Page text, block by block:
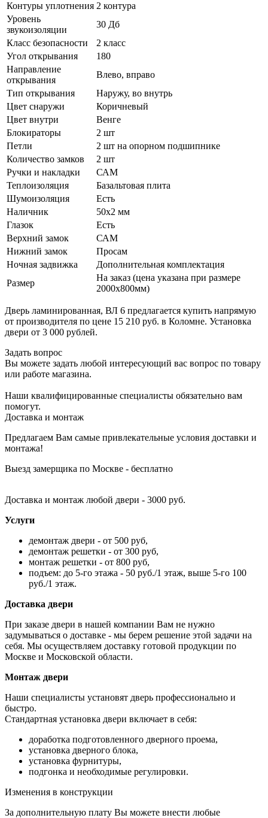
Контуры уплотнения 2 контура
Уровень
звукоизоляции
30 Дб
Класс безопасности
2 класс
Угол открывания
180
Направление
открывания
Влево, вправо
Тип открывания
Наружу, во внутрь
Цвет снаружи
Коричневый
Цвет внутри
Венге
Блокираторы
2 шт
Петли
2 шт на опорном подшипнике
Количество замков
2 шт
Ручки и накладки
САМ
Теплоизоляция
Базальтовая плита
Шумоизоляция
Есть
Наличник
50х2 мм
Глазок
Есть
Верхний замок
САМ
Нижний замок
Просам
Ночная задвижка
Дополнительная комплектация
Размер
На заказ (цена указана при размере
2000х800мм)
Дверь ламинированная, ВЛ 6 предлагается купить напрямую
от производителя по цене 15 210 руб. в Коломне. Установка
двери от 3 000 рублей.
Задать вопрос
Вы можете задать любой интересующий вас вопрос по товару
или работе магазина.
Наши квалифицированные специалисты обязательно вам
помогут.
Доставка и монтаж
Предлагаем Вам самые привлекательные условия доставки и
монтажа!
Выезд замерщика по Москве - бесплатно
Доставка и монтаж любой двери - 3000 руб.
Услуги
демонтаж двери - от 500 руб,
демонтаж решетки - от 300 руб,
монтаж решетки - от 800 руб,
подъем: до 5-го этажа - 50 руб./1 этаж, выше 5-го 100
руб./1 этаж.
Доставка двери
При заказе двери в нашей компании Вам не нужно
задумываться о доставке - мы берем решение этой задачи на
себя. Мы осуществляем доставку готовой продукции по
Москве и Московской области.
Монтаж двери
Наши специалисты установят дверь профессионально и
быстро.
Стандартная установка двери включает в себя:
доработка подготовленного дверного проема,
установка дверного блока,
установка фурнитуры,
подгонка и необходимые регулировки.
Изменения в конструкции
За дополнительную плату Вы можете внести любые